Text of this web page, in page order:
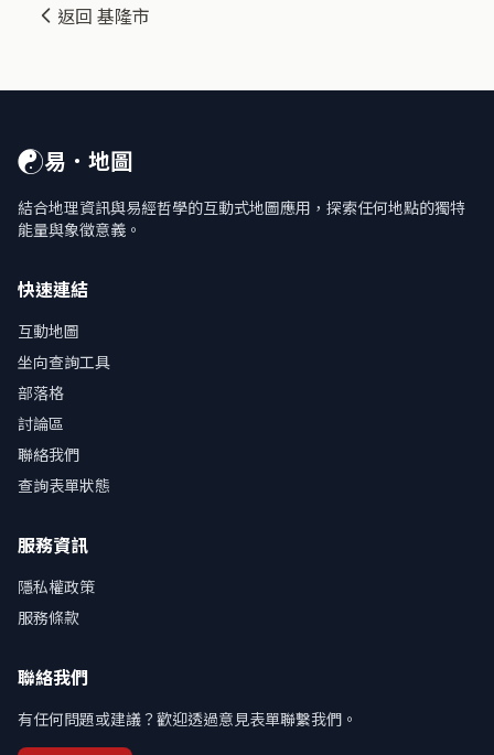
返回 基隆市
☯易．地圖
結合地理資訊與易經哲學的互動式地圖應用，探索任何地點的獨特
能量與象徵意義。
快速連結
互動地圖
坐向查詢工具
部落格
討論區
聯絡我們
查詢表單狀態
服務資訊
隱私權政策
服務條款
聯絡我們
有任何問題或建議？歡迎透過意見表單聯繫我們。